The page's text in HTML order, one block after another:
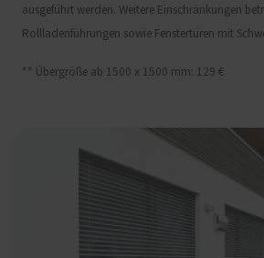
ausgeführt werden. Weitere Einschränkungen
Rollladenführungen sowie Fenstertüren mit
** Übergröße ab 1500 x 1500 mm: 129 €